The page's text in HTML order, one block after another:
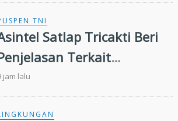
TNI
Satlap Tricakti Beri
Terkait
53 Ton Pasir
di Air Merbau
jam lalu